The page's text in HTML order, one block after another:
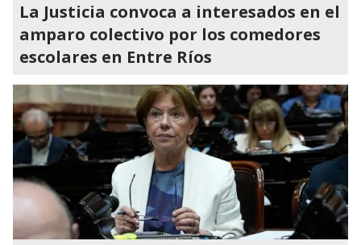
La Justicia convoca a interesados en el
amparo colectivo por los comedores
escolares en Entre Ríos